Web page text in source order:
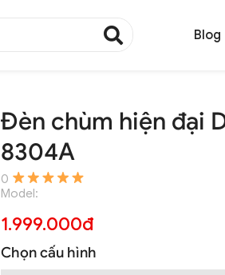
Blog
Đèn chùm hiện đại
8304A
0
Model:
1.999.000đ
Chọn cấu hình